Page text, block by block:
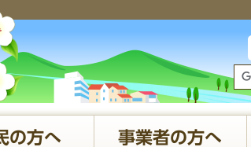
の方へ 事業者の方へ